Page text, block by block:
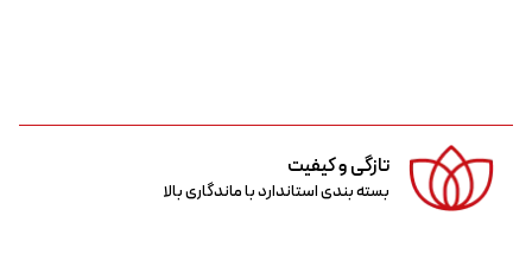
تازگی و کیفیت
بسته بندی استاندارد با ماندگاری بالا